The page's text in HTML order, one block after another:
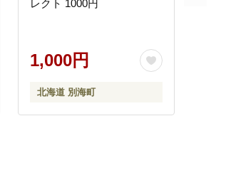
レクト 1000円
1,000円
北海道 別海町